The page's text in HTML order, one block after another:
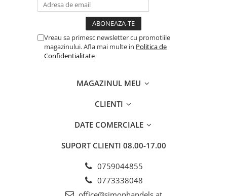
Vreau sa primesc newsletter cu promotiile
magazinului. Afla mai multe in Politica de
Confidentialitate
MAGAZINUL MEU
CLIENTI
DATE COMERCIALE
SUPORT CLIENTI 08.00-17.00
0759044855
0773338048